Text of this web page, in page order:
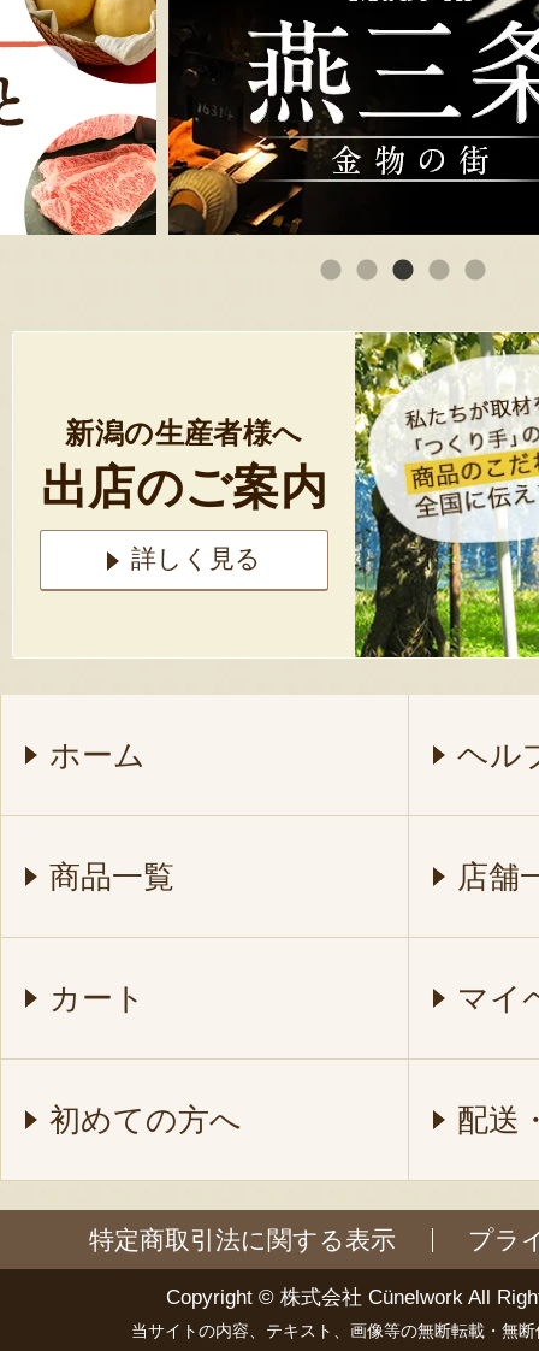
新潟の生産者様へ
出店のご案内
詳しく見る
ホーム ヘル
商品一覧 店舗
カート マイ
初めての方へ 配送
特定商取引法に関する表示 プラ
Copyright © 株式会社 Cünelwork All
当サイトの内容、テキスト、画像等の無断転載・無